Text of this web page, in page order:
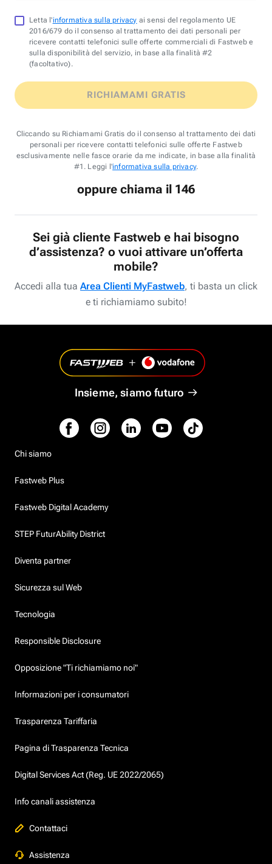
Letta l'informativa sulla privacy ai sensi del regolamento UE
2016/679 do il consenso al trattamento dei dati personali per
ricevere contatti telefonici sulle offerte commerciali di Fastweb e
sulla disponibilità del servizio, in base alla finalità #2
(facoltativo).
RICHIAMAMI GRATIS
Cliccando su Richiamami Gratis do il consenso al trattamento dei dati
personali per ricevere contatti telefonici sulle offerte Fastweb
esclusivamente nelle fasce orarie da me indicate, in base alla finalità
#1. Leggi l'informativa sulla privacy.
oppure chiama il 146
Sei già cliente Fastweb e hai bisogno
d’assistenza? o vuoi attivare un’offerta
mobile?
Accedi alla tua Area Clienti MyFastweb, ti basta un click
e ti richiamiamo subito!
Insieme, siamo futuro
Chi siamo
Fastweb Plus
Fastweb Digital Academy
STEP FuturAbility District
Diventa partner
Sicurezza sul Web
Tecnologia
Responsible Disclosure
Opposizione "Ti richiamiamo noi"
Informazioni per i consumatori
Trasparenza Tariffaria
Pagina di Trasparenza Tecnica
Digital Services Act (Reg. UE 2022/2065)
Info canali assistenza
Contattaci
Assistenza